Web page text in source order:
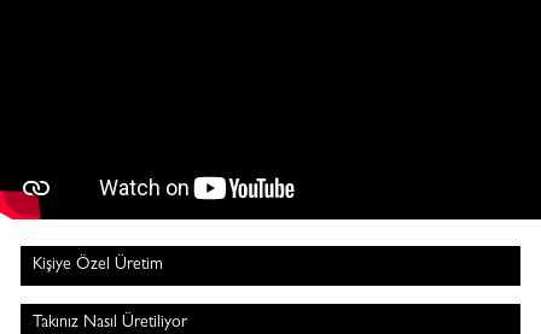
Kişiye Özel Üretim
Takınız Nasıl Üretiliyor